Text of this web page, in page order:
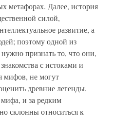
метафорах. Далее, история
силой,
развитие, а
поэтому одной из
признать то, что они,
с истоками и
мифов, не могут
древние легенды,
и за редким
склонны относиться к